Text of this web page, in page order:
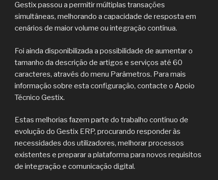
Gestix passou a permitir múltiplas transações
simultâneas, melhorando a capacidade de resposta em
cenários de maior volume ou integração contínua.
Foi ainda disponibilizada a possibilidade de aumentar o
tamanho da descrição de artigos e serviços até 60
caracteres, através do menu Parâmetros. Para mais
informação sobre esta configuração, contacte o Apoio
Técnico Gestix.
Estas melhorias fazem parte do trabalho contínuo de
evolução do Gestix ERP, procurando responder às
necessidades dos utilizadores, melhorar processos
existentes e preparar a plataforma para novos requisitos
de integração e comunicação digital.